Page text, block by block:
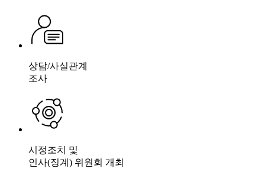
상담/사실관계
조사
시정조치 및
인사(징계) 위원회 개최